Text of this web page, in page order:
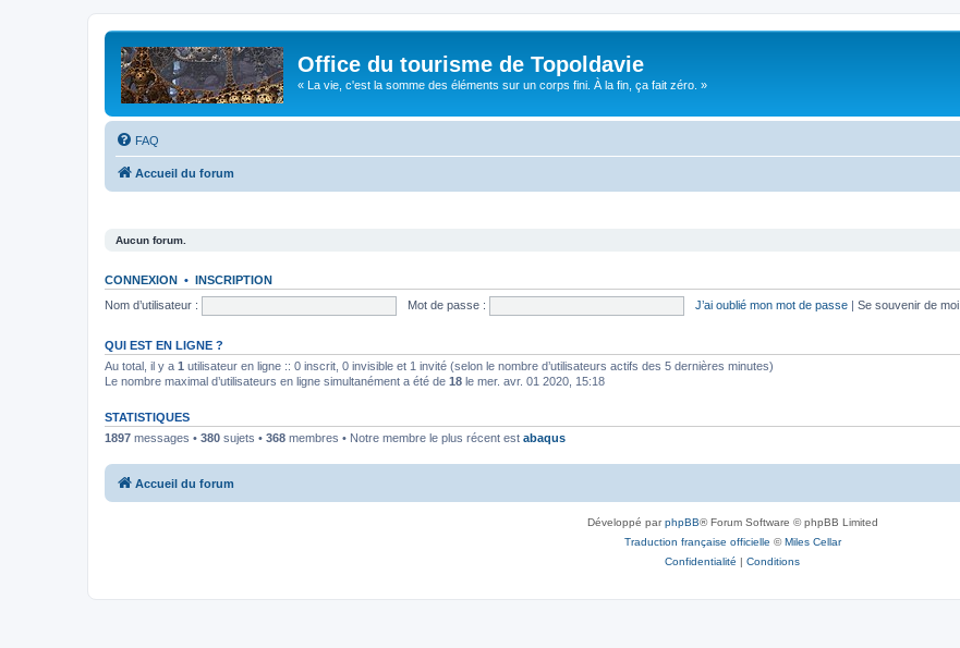
Office du tourisme de Topoldavie
« La vie, c'est la somme des éléments sur un corps fini. À la fin, ça fait zéro. »
FAQ
Accueil du forum
Aucun forum.
CONNEXION • INSCRIPTION
Nom d’utilisateur :
Mot de passe : J’ai oublié mon mot de passe | Se souvenir de moi
QUI EST EN LIGNE ?
Au total, il y a 1 utilisateur en ligne :: 0 inscrit, 0 invisible et 1 invité (selon le nombre d’utilisateurs actifs des 5 dernières minutes)
Le nombre maximal d’utilisateurs en ligne simultanément a été de 18 le mer. avr. 01 2020, 15:18
STATISTIQUES
1897 messages • 380 sujets • 368 membres • Notre membre le plus récent est abaqus
Accueil du forum
Développé parphpBB® Forum Software © phpBB Limited
Traduction française officielle ©Miles Cellar
Confidentialité | Conditions